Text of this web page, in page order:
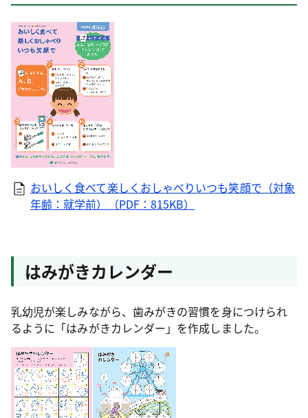
おいしく食べて楽しくおしゃべりいつも笑顔で（対象
年齢：就学前）（PDF：815KB）
はみがきカレンダー
乳幼児が楽しみながら、歯みがきの習慣を身につけられ
るように「はみがきカレンダー」を作成しました。